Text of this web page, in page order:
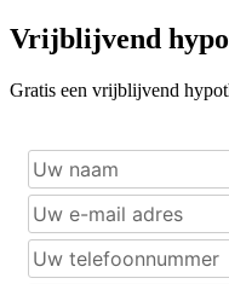
Vrijblijvend
Gratis een vrijblijvend